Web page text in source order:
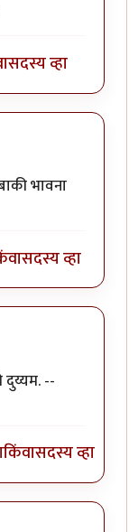
सदस्य व्हा
भावना
सदस्य व्हा
दुय्यम. --
किंवासदस्य व्हा